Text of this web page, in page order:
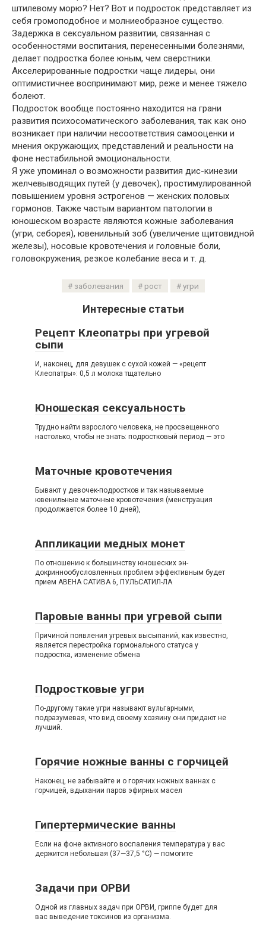
штилевому морю? Нет? Вот и подросток представляет из
себя громоподобное и молниеобразное существо.
Задержка в сексуальном развитии, связанная с
особенностями воспитания, перенесенными болезнями,
делает подростка более юным, чем сверстники.
Акселерированные подростки чаще лидеры, они
оптимистичнее воспринимают мир, реже и менее тяжело
болеют.
Подросток вообще постоянно находится на грани
развития психосоматического заболевания, так как оно
возникает при наличии несоответствия самооценки и
мнения окружающих, представлений и реальности на
фоне нестабильной эмоциональности.
Я уже упоминал о возможности развития дис-кинезии
желчевыводящих путей (у девочек), простимулированной
повышением уровня эстрогенов — женских половых
гормонов. Также частым вариантом патологии в
юношеском возрасте являются кожные заболевания
(угри, себорея), ювенильный зоб (увеличение щитовидной
железы), носовые кровотечения и головные боли,
головокружения, резкое колебание веса и т. д.
заболевания рост угри
Интересные статьи
Рецепт Клеопатры при угревой
сыпи
И, наконец, для девушек с сухой кожей — «рецепт
Клеопатры»: 0,5 л молока тщательно
Юношеская сексуальность
Трудно найти взрослого человека, не просвещенного
настолько, чтобы не знать: подростковый период — это
Маточные кровотечения
Бывают у девочек-подростков и так называемые
ювенильные маточные кровотечения (менструация
продолжается более 10 дней),
Аппликации медных монет
По отношению к большинству юношеских эн-
докриннообусловленных проблем эффективным будет
прием АВЕНА САТИВА 6, ПУЛЬСАТИЛ-ЛА
Паровые ванны при угревой сыпи
Причиной появления угревых высыпаний, как известно,
является перестройка гормонального статуса у
подростка, изменение обмена
Подростковые угри
По-другому такие угри называют вульгарными,
подразумевая, что вид своему хозяину они придают не
лучший.
Горячие ножные ванны с горчицей
Наконец, не забывайте и о горячих ножных ваннах с
горчицей, вдыхании паров эфирных масел
Гипертермические ванны
Если на фоне активного воспаления температура у вас
держится небольшая (37—37,5 °С) — помогите
Задачи при ОРВИ
Одной из главных задач при ОРВИ, гриппе будет для
вас выведение токсинов из организма.